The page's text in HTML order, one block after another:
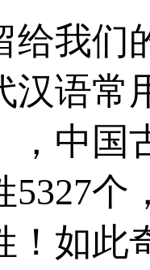
给我们
汉语常
，中国
5327个
！如此